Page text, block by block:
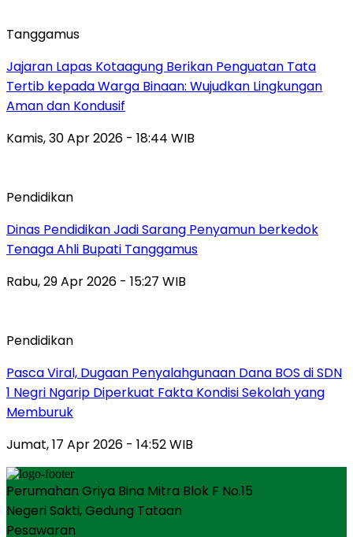
Tanggamus
Jajaran Lapas Kotaagung Berikan Penguatan Tata
Tertib kepada Warga Binaan: Wujudkan Lingkungan
Aman dan Kondusif
Kamis, 30 Apr 2026 - 18:44 WIB
Pendidikan
Dinas Pendidikan Jadi Sarang Penyamun berkedok
Tenaga Ahli Bupati Tanggamus
Rabu, 29 Apr 2026 - 15:27 WIB
Pendidikan
Pasca Viral, Dugaan Penyalahgunaan Dana BOS di SDN
1 Negri Ngarip Diperkuat Fakta Kondisi Sekolah yang
Memburuk
Jumat, 17 Apr 2026 - 14:52 WIB
Perumahan Griya Bina Mitra Blok F No.15
Negeri Sakti, Gedung Tataan
Pesawaran